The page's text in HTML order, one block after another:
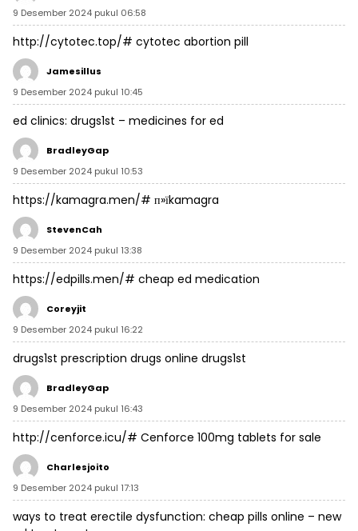
9 Desember 2024 pukul 06:58
http://cytotec.top/# cytotec abortion pill
Jamesillus
9 Desember 2024 pukul 10:45
ed clinics: drugs1st – medicines for ed
BradleyGap
9 Desember 2024 pukul 10:53
https://kamagra.men/# п»їkamagra
StevenCah
9 Desember 2024 pukul 13:38
https://edpills.men/# cheap ed medication
Coreyjit
9 Desember 2024 pukul 16:22
drugs1st prescription drugs online drugs1st
BradleyGap
9 Desember 2024 pukul 16:43
http://cenforce.icu/# Cenforce 100mg tablets for sale
Charlesjoito
9 Desember 2024 pukul 17:13
ways to treat erectile dysfunction: cheap pills online – new